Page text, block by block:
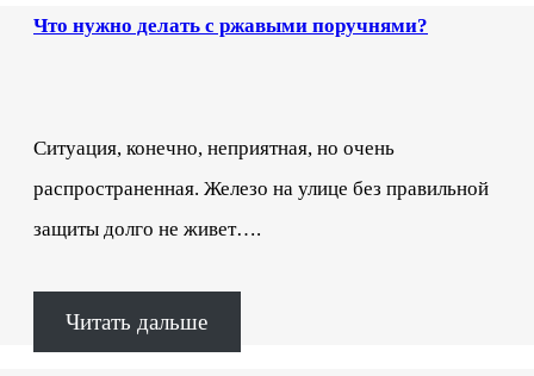
Что нужно делать с ржавыми поручнями?
Ситуация, конечно, неприятная, но очень
распространенная. Железо на улице без правильной
защиты долго не живет….
Читать дальше